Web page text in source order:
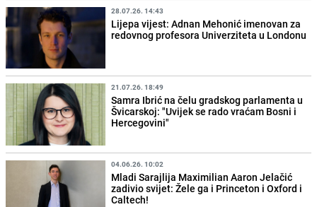
28.07.26. 14:43
Lijepa vijest: Adnan Mehonić imenovan za
redovnog profesora Univerziteta u Londonu
21.07.26. 18:49
Samra Ibrić na čelu gradskog parlamenta u
Švicarskoj: "Uvijek se rado vraćam Bosni i
Hercegovini"
04.06.26. 10:02
Mladi Sarajlija Maximilian Aaron Jelačić
zadivio svijet: Žele ga i Princeton i Oxford i
Caltech!